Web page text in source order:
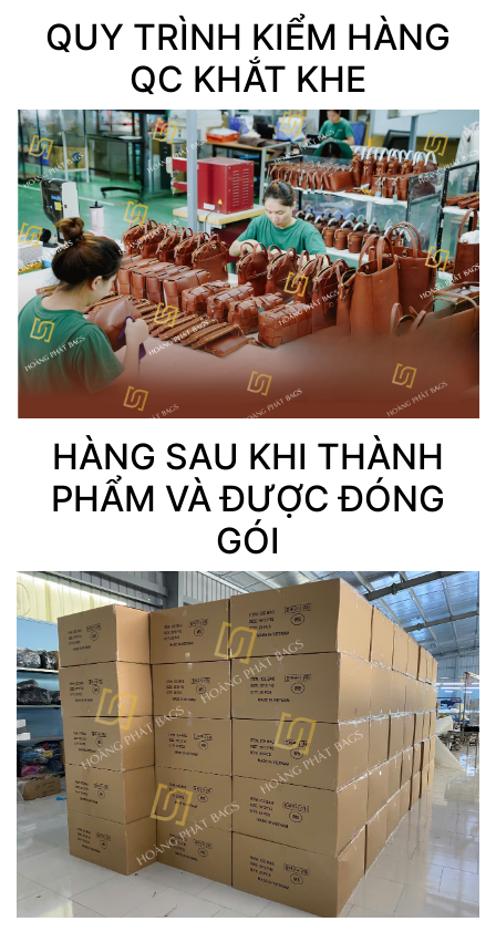
QUY TRÌNH KIỂM HÀNG
QC KHẮT KHE
HÀNG SAU KHI THÀNH
PHẨM VÀ ĐƯỢC ĐÓNG
GÓI